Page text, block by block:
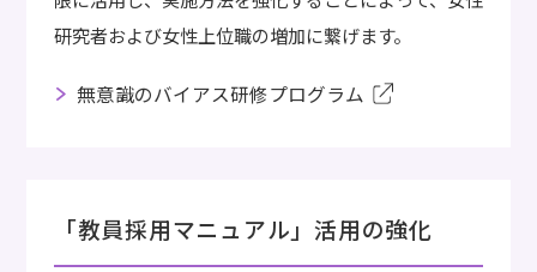
研究者および女性上位職の増加に繋げます。
無意識のバイアス研修プログラム
「教員採用マニュアル」活用の強化